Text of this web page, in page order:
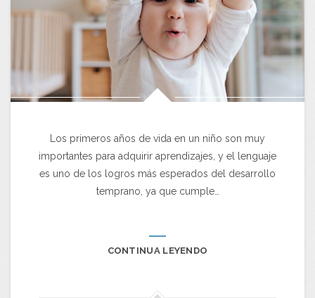
Los primeros años de vida en un niño son muy
importantes para adquirir aprendizajes, y el lenguaje
es uno de los logros más esperados del desarrollo
temprano, ya que cumple…
CONTINUA LEYENDO